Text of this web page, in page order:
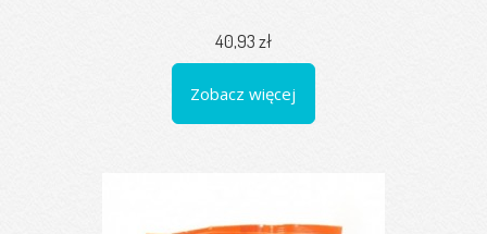
40,93 zł
Zobacz więcej